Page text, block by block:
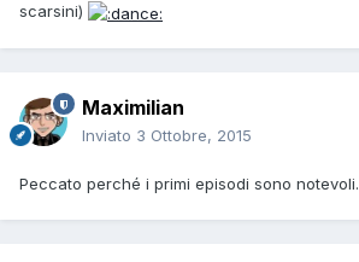
scarsini)
Maximilian
Inviato 3 Ottobre, 2015
Peccato perché i primi episodi sono notevoli.